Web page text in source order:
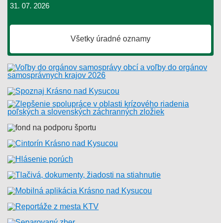
31. 07. 2026
Všetky úradné oznamy